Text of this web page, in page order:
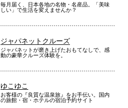
毎月届く、日本各地の名物・名産品。「美味
しい」で生活を変えませんか？
ジャパネットクルーズ
ジャパネットが磨き上げたおもてなしで、感
動の豪華クルーズ体験を。
ゆこゆこ
お客様の『良質な温泉旅』をお手伝い。国内
の旅館・宿・ホテルの宿泊予約サイト